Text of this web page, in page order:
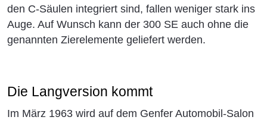
den C-Säulen integriert sind, fallen weniger stark ins
Auge. Auf Wunsch kann der 300 SE auch ohne die
genannten Zierelemente geliefert werden.
Die Langversion kommt
Im März 1963 wird auf dem Genfer Automobil-Salon